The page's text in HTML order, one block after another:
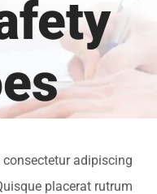
adipiscing
placerat rutrum